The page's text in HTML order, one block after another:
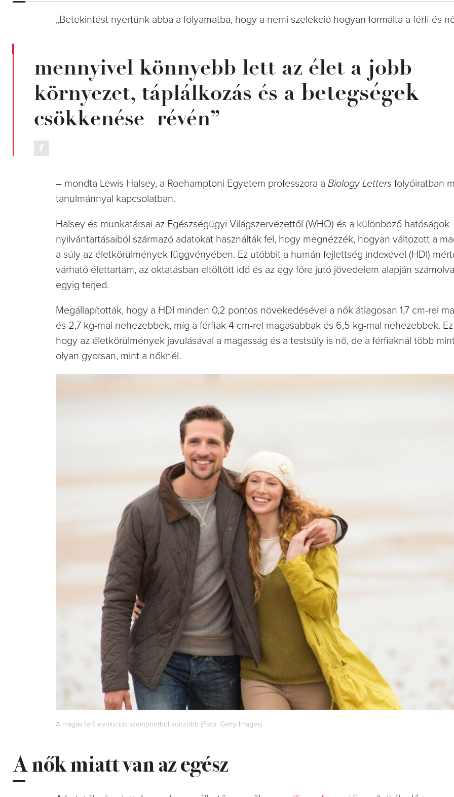
„Betekintést nyertünk abba a folyamatba, hogy a nemi szelekció hogyan formálta a férfi és
mennyivel könnyebb lett az élet a jobb
környezet, táplálkozás és a betegségek
csökkenése révén”
– mondta Lewis Halsey, a Roehamptoni Egyetem professzora a Biology Letters folyóiratban
tanulmánnyal kapcsolatban.
Halsey és munkatársai az Egészségügyi Világszervezettől (WHO) és a különböző hatóságok
nyilvántartásaiból származó adatokat használták fel, hogy megnézzék, hogyan változott a
a súly az életkörülmények függvényében. Ez utóbbit a humán fejlettség indexével (HDI)
várható élettartam, az oktatásban eltöltött idő és az egy főre jutó jövedelem alapján
egyig terjed.
Megállapították, hogy a HDI minden 0,2 pontos növekedésével a nők átlagosan 1,7 cm-rel
és 2,7 kg-mal nehezebbek, míg a férfiak 4 cm-rel magasabbak és 6,5 kg-mal nehezebbek.
hogy az életkörülmények javulásával a magasság és a testsúly is nő, de a férfiaknál több
olyan gyorsan, mint a nőknél.
A magas férfi evolúciós szempontból vonzóbb (Fotó: Getty Images)
A nők miatt van az egész